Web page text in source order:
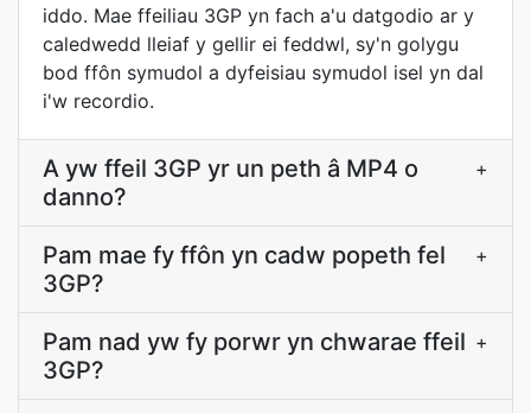
iddo. Mae ffeiliau 3GP yn fach a'u datgodio ar y
caledwedd lleiaf y gellir ei feddwl, sy'n golygu
bod ffôn symudol a dyfeisiau symudol isel yn dal
i'w recordio.
A yw ffeil 3GP yr un peth â MP4 o
danno?
+
Pam mae fy ffôn yn cadw popeth fel
3GP?
+
Pam nad yw fy porwr yn chwarae ffeil
3GP?
+